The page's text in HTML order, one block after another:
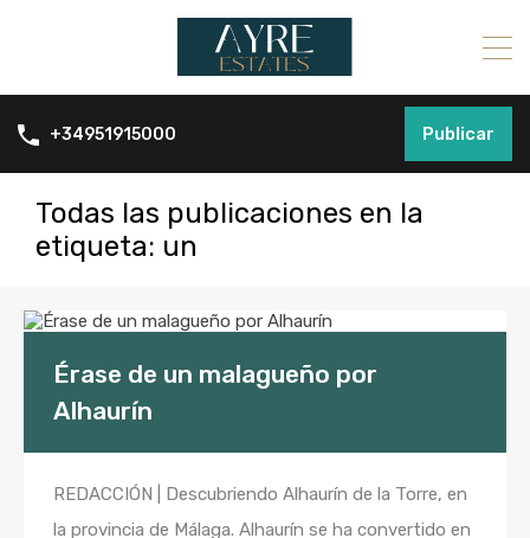
+34951915000 Publicar
Todas las publicaciones en la
etiqueta: un
Érase de un malagueño por
Alhaurín
REDACCIÓN | Descubriendo Alhaurín de la Torre, en
la provincia de Málaga. Alhaurín se ha convertido en